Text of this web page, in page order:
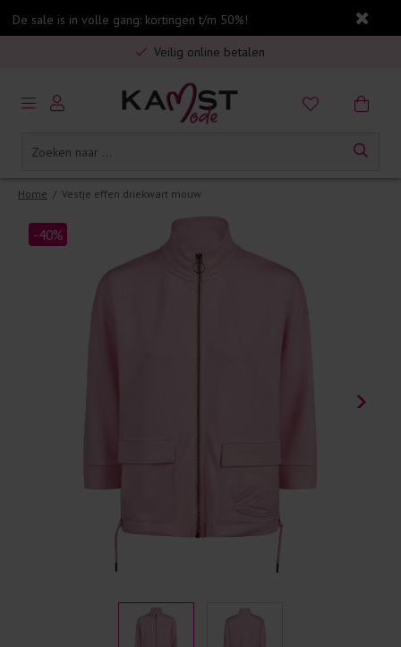
De sale is in volle gang: kortingen t/m 50%!
Gratis verzending in Nederland vanaf €75,-
Veilig online betalen
5% spaarbonus op jouw aankoop
Gratis verzending in Nederland vanaf €75,-
Home / Vestje effen driekwart mouw
-40%